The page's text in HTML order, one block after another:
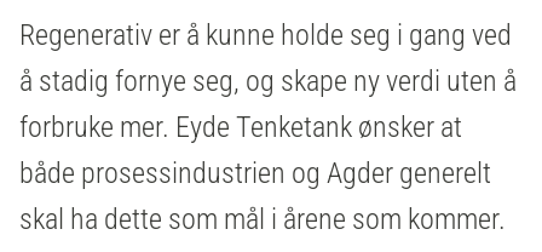
Regenerativ er å kunne holde seg i gang ved
å stadig fornye seg, og skape ny verdi uten å
forbruke mer. Eyde Tenketank ønsker at
både prosessindustrien og Agder generelt
skal ha dette som mål i årene som kommer.